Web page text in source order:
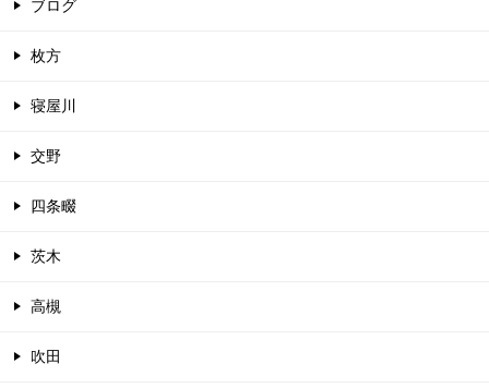
ブログ
枚方
寝屋川
交野
四条畷
茨木
高槻
吹田